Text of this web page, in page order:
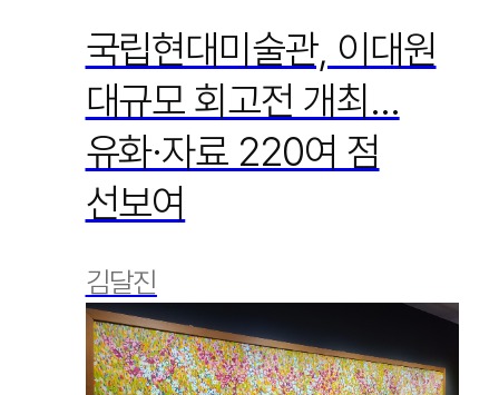
국립현대미술관, 이대원
대규모 회고전 개최…
유화·자료 220여 점
선보여
김달진